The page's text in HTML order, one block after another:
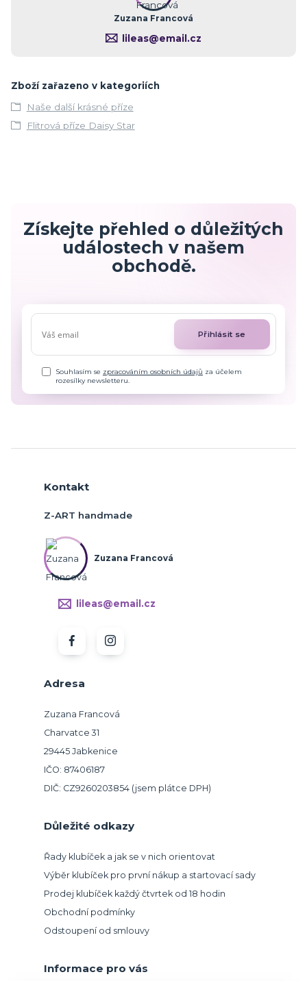
Zuzana Francová
lileas@email.cz
Zboží zařazeno v kategoriích
Naše další krásné příze
Flitrová příze Daisy Star
Získejte přehled o důležitých
událostech v našem
obchodě.
Přihlásit se
Souhlasím se zpracováním osobních údajů za účelem
rozesílky newsletteru.
Adresa
Zuzana Francová
Charvatce 31
29445 Jabkenice
IČO: 87406187
DIČ: CZ9260203854 (jsem plátce DPH)
Důležité odkazy
Řady klubíček a jak se v nich orientovat
Výběr klubíček pro první nákup a startovací sady
Prodej klubíček každý čtvrtek od 18 hodin
Obchodní podmínky
Odstoupení od smlouvy
Informace pro vás
Kontakt
Z-ART handmade
Zuzana Francová
lileas@email.cz